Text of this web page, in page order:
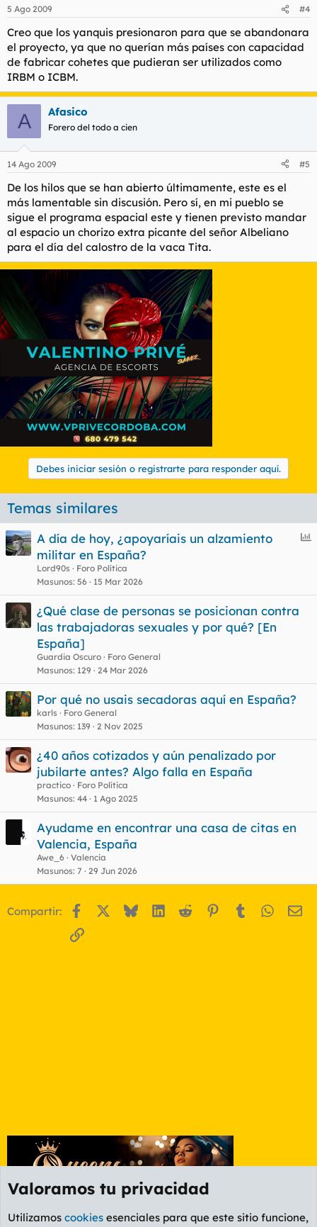
5 Ago 2009 #4
Creo que los yanquis presionaron para que se abandonara
el proyecto, ya que no querían más países con capacidad
de fabricar cohetes que pudieran ser utilizados como
IRBM o ICBM.
A Afasico
Forero del todo a cien
14 Ago 2009 #5
De los hilos que se han abierto últimamente, este es el
más lamentable sin discusión. Pero sí, en mi pueblo se
sigue el programa espacial este y tienen previsto mandar
al espacio un chorizo extra picante del señor Albeliano
para el día del calostro de la vaca Tita.
Debes iniciar sesión o registrarte para responder aquí.
Temas similares
E
e
A día de hoy, ¿apoyaríais un alzamiento
militar en España?
Lord90s
Foro Política
Masunos 56 15 Mar 2026
¿Qué clase de personas se posicionan contra
las trabajadoras sexuales y por qué? [En
España]
Guardia Oscuro
Foro General
Masunos 129 24 Mar 2026
Por qué no usais secadoras aquí en España?
karls
Foro General
Masunos 139 2 Nov 2025
¿40 años cotizados y aún penalizado por
jubilarte antes? Algo falla en España
practico
Foro Política
Masunos 44 1 Ago 2025
Ayudame en encontrar una casa de citas en
Valencia, España
Awe_6 Valencia
Masunos 7 29 Jun 2026
Compartir: Facebook BlueskyLinkedIn
Reddit Pinterest
Tumblr
Enlace
Valoramos tu privacidad
Utilizamos cookies esenciales para que este sitio funcione,